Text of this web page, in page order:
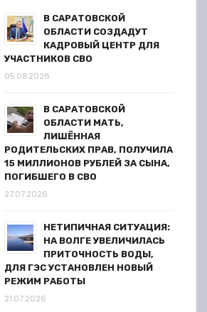
В САРАТОВСКОЙ
ОБЛАСТИ СОЗДАДУТ
КАДРОВЫЙ ЦЕНТР ДЛЯ
УЧАСТНИКОВ СВО
05.08.2026
В САРАТОВСКОЙ
ОБЛАСТИ МАТЬ,
ЛИШЁННАЯ
РОДИТЕЛЬСКИХ ПРАВ, ПОЛУЧИЛА
15 МИЛЛИОНОВ РУБЛЕЙ ЗА СЫНА,
ПОГИБШЕГО В СВО
27.07.2026
НЕТИПИЧНАЯ СИТУАЦИЯ:
НА ВОЛГЕ УВЕЛИЧИЛАСЬ
ПРИТОЧНОСТЬ ВОДЫ,
ДЛЯ ГЭС УСТАНОВЛЕН НОВЫЙ
РЕЖИМ РАБОТЫ
21.07.2026